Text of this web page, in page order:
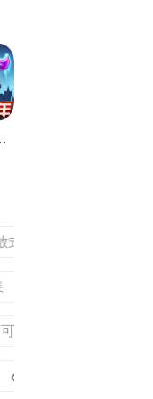
中文版
生存手游合集
机上打台球的游戏大全
bomtoon官网版